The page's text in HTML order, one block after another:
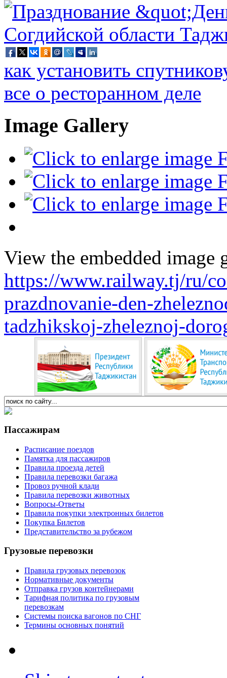
как установить
все о ресторанном деле
Image Gallery
View the embedded image
https://www.railway.tj/ru/
prazdnovanie-den-
tadzhikskoj-zheleznoj-
Пассажирам
Расписание поездов
Памятка для пассажиров
Правила проезда детей
Правила перевозки багажа
Провоз ручной клади
Правила перевозки животных
Вопросы-Ответы
Правила покупки электронных билетов
Покупка Билетов
Представительство за рубежом
Грузовые перевозки
Правила грузовых перевозок
Нормативные документы
Отправка грузов контейнерами
Тарифная политика по грузовым
перевозкам
Системы поиска вагонов по СНГ
Термины основных понятий